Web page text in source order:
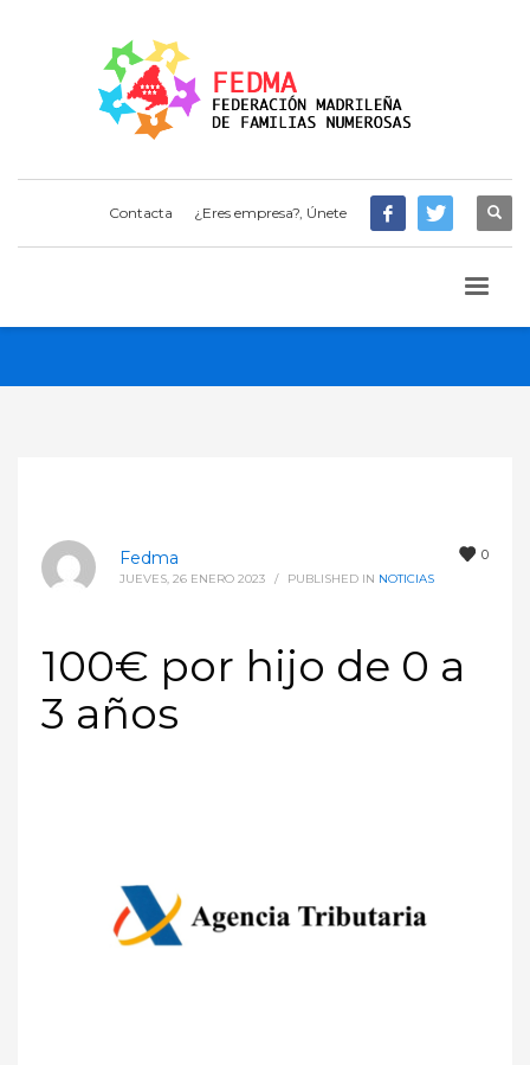
Contacta ¿Eres empresa?, Únete
0
Fedma
JUEVES, 26 ENERO 2023 / PUBLISHED IN NOTICIAS
100€ por hijo de 0 a
3 años